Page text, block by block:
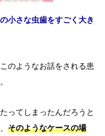
小さな虫歯をすごく大き
のようなお話をされる患
ってしまったんだろうと
そのようなケースの場